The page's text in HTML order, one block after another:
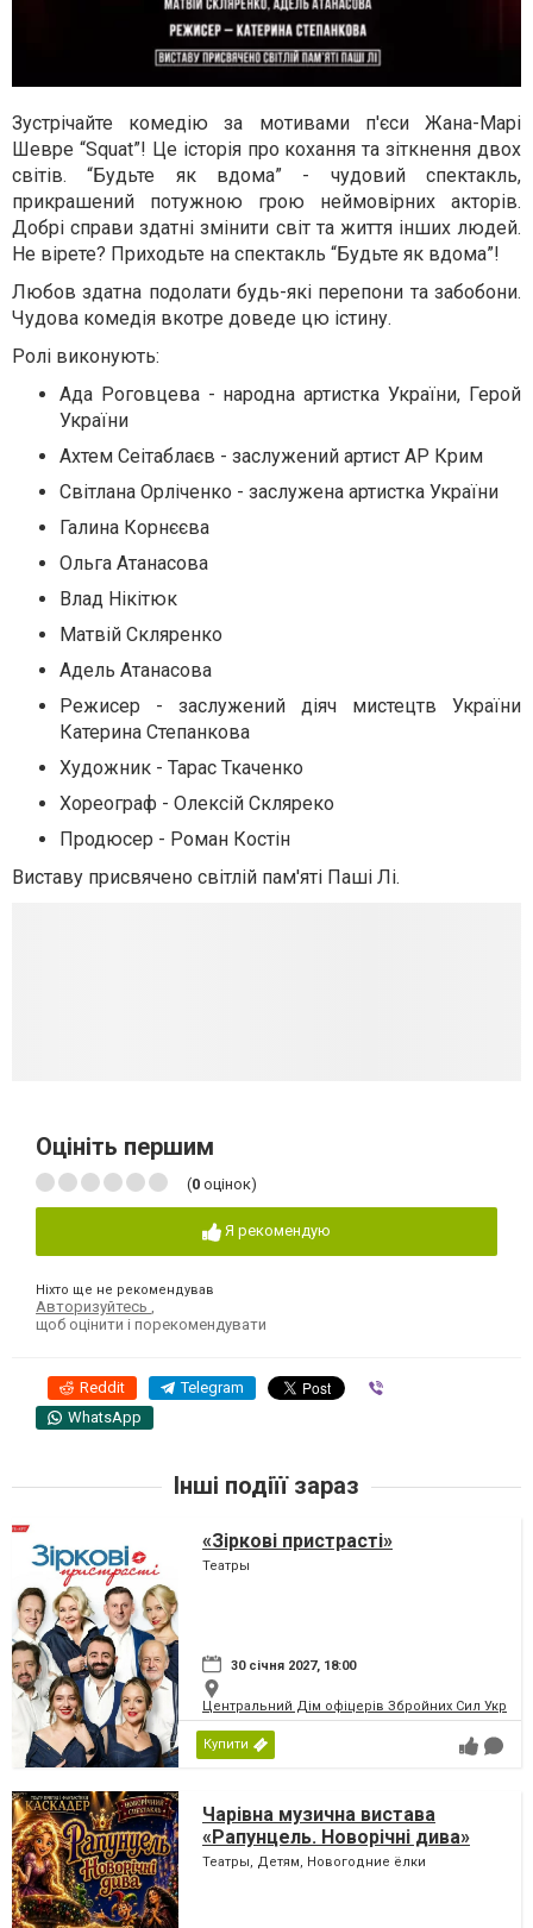
Зустрічайте комедію за мотивами п'єси Жана-Марі
Шевре “Squat”! Це історія про кохання та зіткнення двох
світів. “Будьте як вдома” - чудовий спектакль,
прикрашений потужною грою неймовірних акторів.
Добрі справи здатні змінити світ та життя інших людей.
Не вірете? Приходьте на спектакль “Будьте як вдома”!
Любов здатна подолати будь-які перепони та забобони.
Чудова комедія вкотре доведе цю істину.
Ролі виконують:
Ада Роговцева - народна артистка України, Герой
України
Ахтем Сеітаблаєв - заслужений артист АР Крим
Світлана Орліченко - заслужена артистка України
Галина Корнєєва
Ольга Атанасова
Влад Нікітюк
Матвій Скляренко
Адель Атанасова
Режисер - заслужений діяч мистецтв України
Катерина Степанкова
Художник - Тарас Ткаченко
Хореограф - Олексій Скляреко
Продюсер - Роман Костін
Виставу присвячено світлій пам'яті Паші Лі.
Оцініть першим
(0 оцінок)
Я рекомендую
Ніхто ще не рекомендував
Авторизуйтесь
щоб оцінити і порекомендувати
Reddit Telegram
WhatsApp
Інші подіїї зараз
«Зіркові пристрасті»
Театры
30 січня 2027, 18:00
Центральний Дім офіцерів Збройних Сил
Купити
Чарівна музична вистава
«Рапунцель. Новорічні дива»
Театры, Детям, Новогодние ёлки